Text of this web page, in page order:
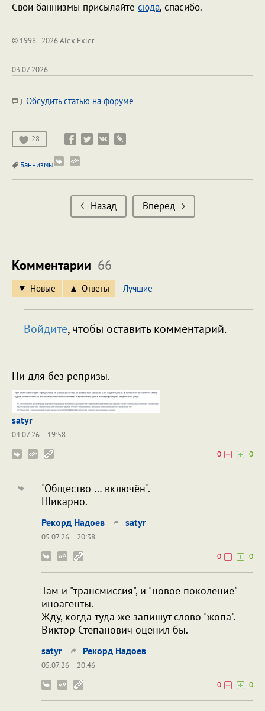
Свои баннизмы присылайте сюда, спасибо.
© 1998–2026 Alex Exler
03.07.2026
Обсудить статью на форуме
28
Баннизмы
Назад Вперед
Комментарии 66
Новые Ответы Лучшие
Войдите, чтобы оставить комментарий.
Ни для без репризы.
satyr
04.07.26
19:58
0
0
"Общество … включён".
Шикарно.
Рекорд Надоев satyr
05.07.26
20:38
0
0
Там и "трансмиссия", и "новое поколение"
иноагенты.
Жду, когда туда же запишут слово "жопа".
Виктор Степанович оценил бы.
satyr Рекорд Надоев
05.07.26
20:46
0
0